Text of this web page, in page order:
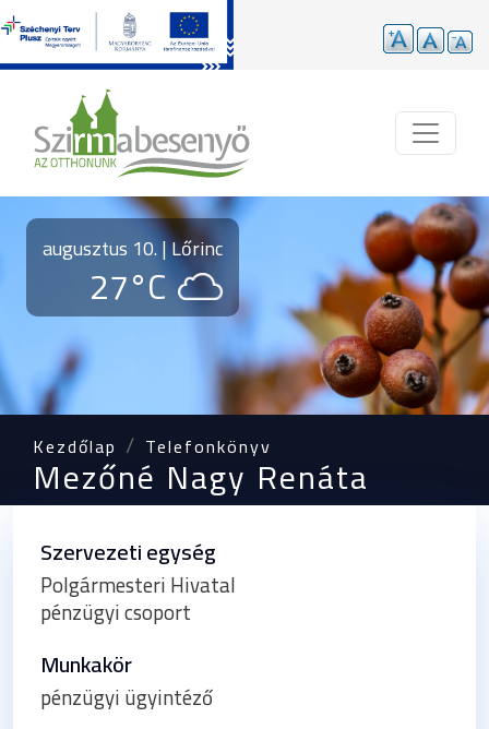
augusztus 10. | Lőrinc
27°C
Kezdőlap Telefonkönyv
Mezőné Nagy Renáta
Szervezeti egység
Polgármesteri Hivatal
pénzügyi csoport
Munkakör
pénzügyi ügyintéző